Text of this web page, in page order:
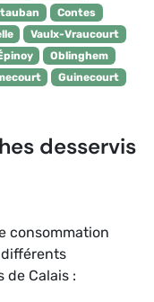
Contes
Vaulx-Vraucourt
Oblinghem
Guinecourt
desservis
consommation
de Calais :